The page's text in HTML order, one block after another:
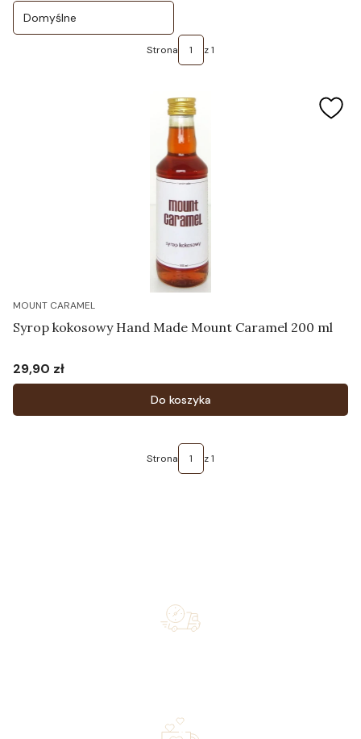
Domyślne
Strona z 1
MOUNT CARAMEL
Syrop kokosowy Hand Made Mount Caramel 200 ml
Cena
29,90 zł
Do koszyka
Strona z 1